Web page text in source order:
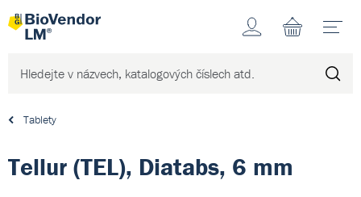
Účet
Tablety
Tellur (TEL), Diatabs, 6 mm